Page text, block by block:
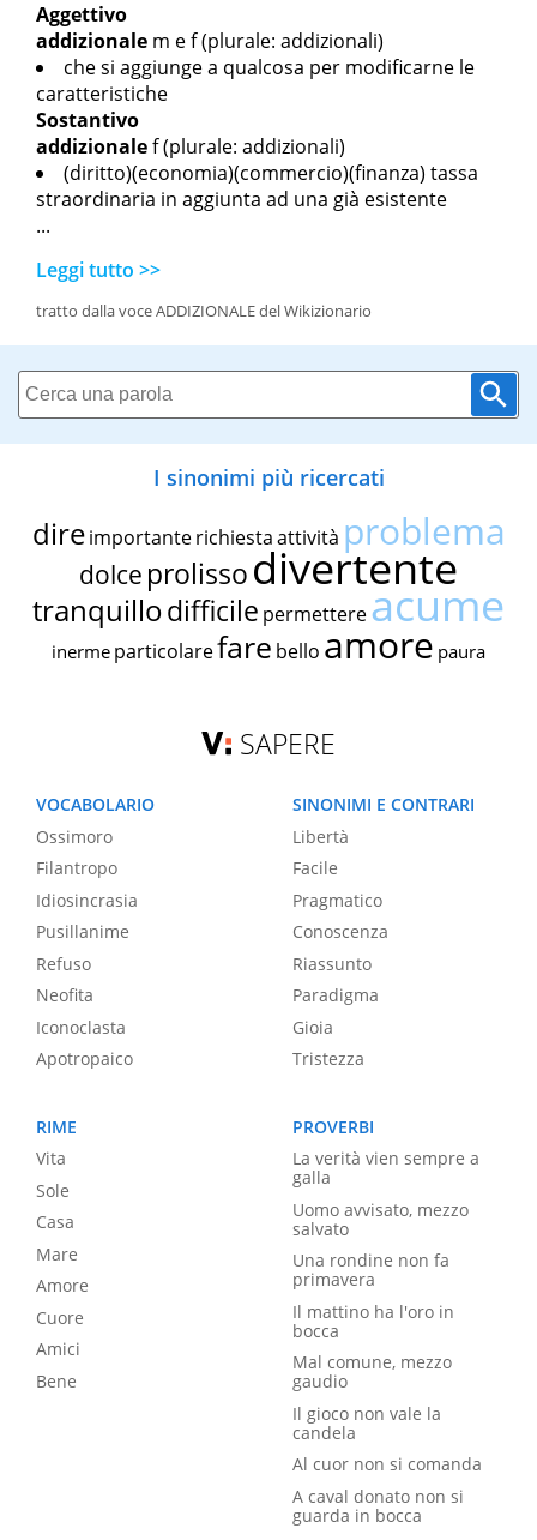
Aggettivo
addizionale m ef(plurale: addizionali)
che si aggiunge a qualcosa per modificarne le
caratteristiche
Sostantivo
addizionalef(plurale: addizionali)
(diritto)(economia)(commercio)(finanza) tassa
straordinaria in aggiunta ad una già esistente
...
Leggi tutto >>
tratto dalla voce ADDIZIONALE del Wikizionario
I sinonimi più ricercati
dire importante richiestaattività problema
dolce prolissodivertente
tranquillodifficile permettereacume
inerme particolarefare bello amore paura
SAPERE
VOCABOLARIO
Ossimoro
Filantropo
Idiosincrasia
Pusillanime
Refuso
Neofita
Iconoclasta
Apotropaico
SINONIMI E CONTRARI
Libertà
Facile
Pragmatico
Conoscenza
Riassunto
Paradigma
Gioia
Tristezza
RIME
Vita
Sole
Casa
Mare
Amore
Cuore
Amici
Bene
PROVERBI
La verità vien sempre a
galla
Uomo avvisato, mezzo
salvato
Una rondine non fa
primavera
Il mattino ha l'oro in
bocca
Mal comune, mezzo
gaudio
Il gioco non vale la
candela
Al cuor non si comanda
A caval donato non si
guarda in bocca